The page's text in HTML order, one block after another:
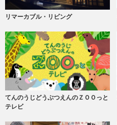
リマーカブル・リビング
てんのうじどうぶつえんのＺＯＯっと
テレビ